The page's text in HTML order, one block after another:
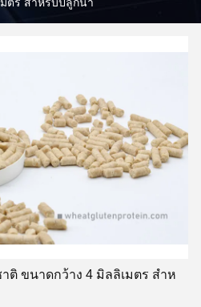
ติ ขนาดกว้าง 4 มิลลิเมตร สําห